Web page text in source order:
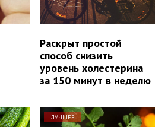
Раскрыт простой
способ снизить
уровень холестерина
за 150 минут в неделю
ЛУЧШЕЕ